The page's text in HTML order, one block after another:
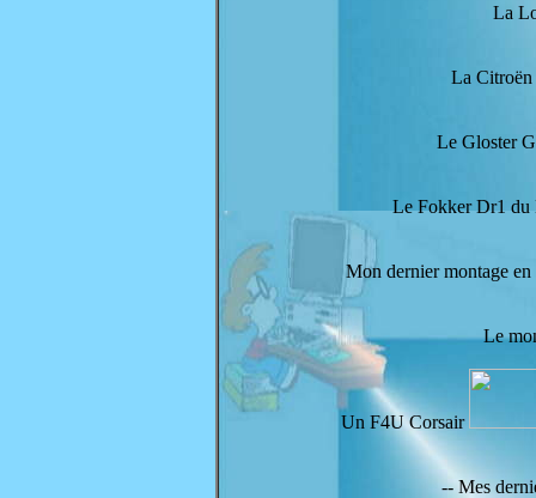
La
La
Le Gloster
Le Fokker Dr1 du
Mon dernier montage
Le
Un F4U Corsair
-- Mes